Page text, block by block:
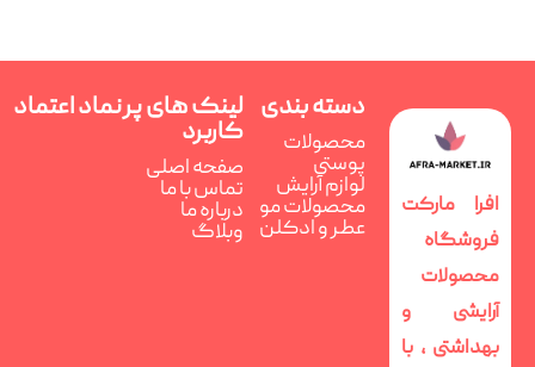
افرا مارکت
فروشگاه
محصولات
آرایشی و
بهداشتی ، با
دسته بندی
محصولات
پوستی
لوازم آرایش
محصولات مو
عطر و ادکلن
لینک های پر
کاربرد
صفحه اصلی
تماس با ما
درباره ما
وبلاگ
نماد اعتماد